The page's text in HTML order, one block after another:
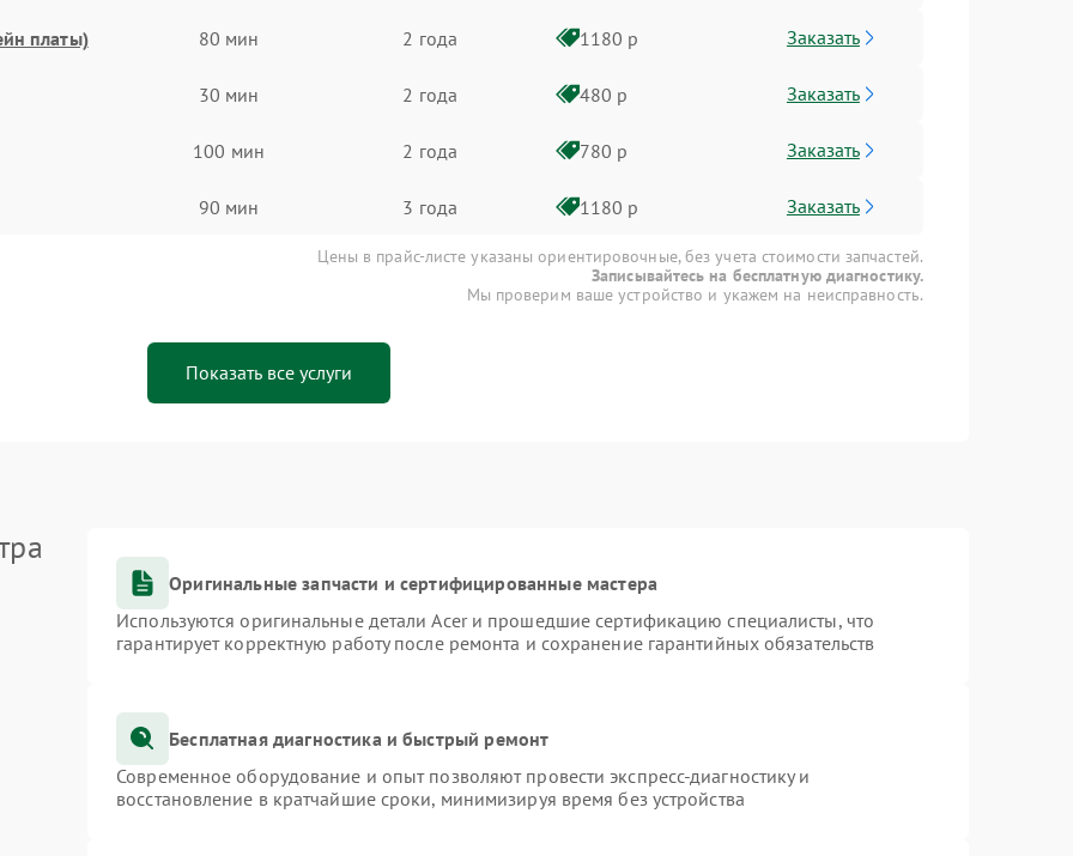
платы) 80 мин 2 года 1180 р Заказать
30 мин 2 года 480 р Заказать
100 мин 2 года 780 р Заказать
90 мин 3 года 1180 р Заказать
Цены в прайс-листе указаны ориентировочные, без учета стоимости запчастей.
Записывайтесь на бесплатную диагностику.
Мы проверим ваше устройство и укажем на неисправность.
Показать все услуги
Оригинальные запчасти и сертифицированные мастера
Используются оригинальные детали Acer и прошедшие сертификацию специалисты, что
гарантирует корректную работу после ремонта и сохранение гарантийных обязательств
Бесплатная диагностика и быстрый ремонт
Современное оборудование и опыт позволяют провести экспресс-диагностику и
восстановление в кратчайшие сроки, минимизируя время без устройства